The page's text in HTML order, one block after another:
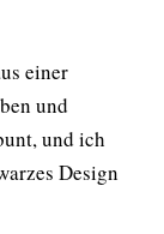
einer
und
und ich
Design